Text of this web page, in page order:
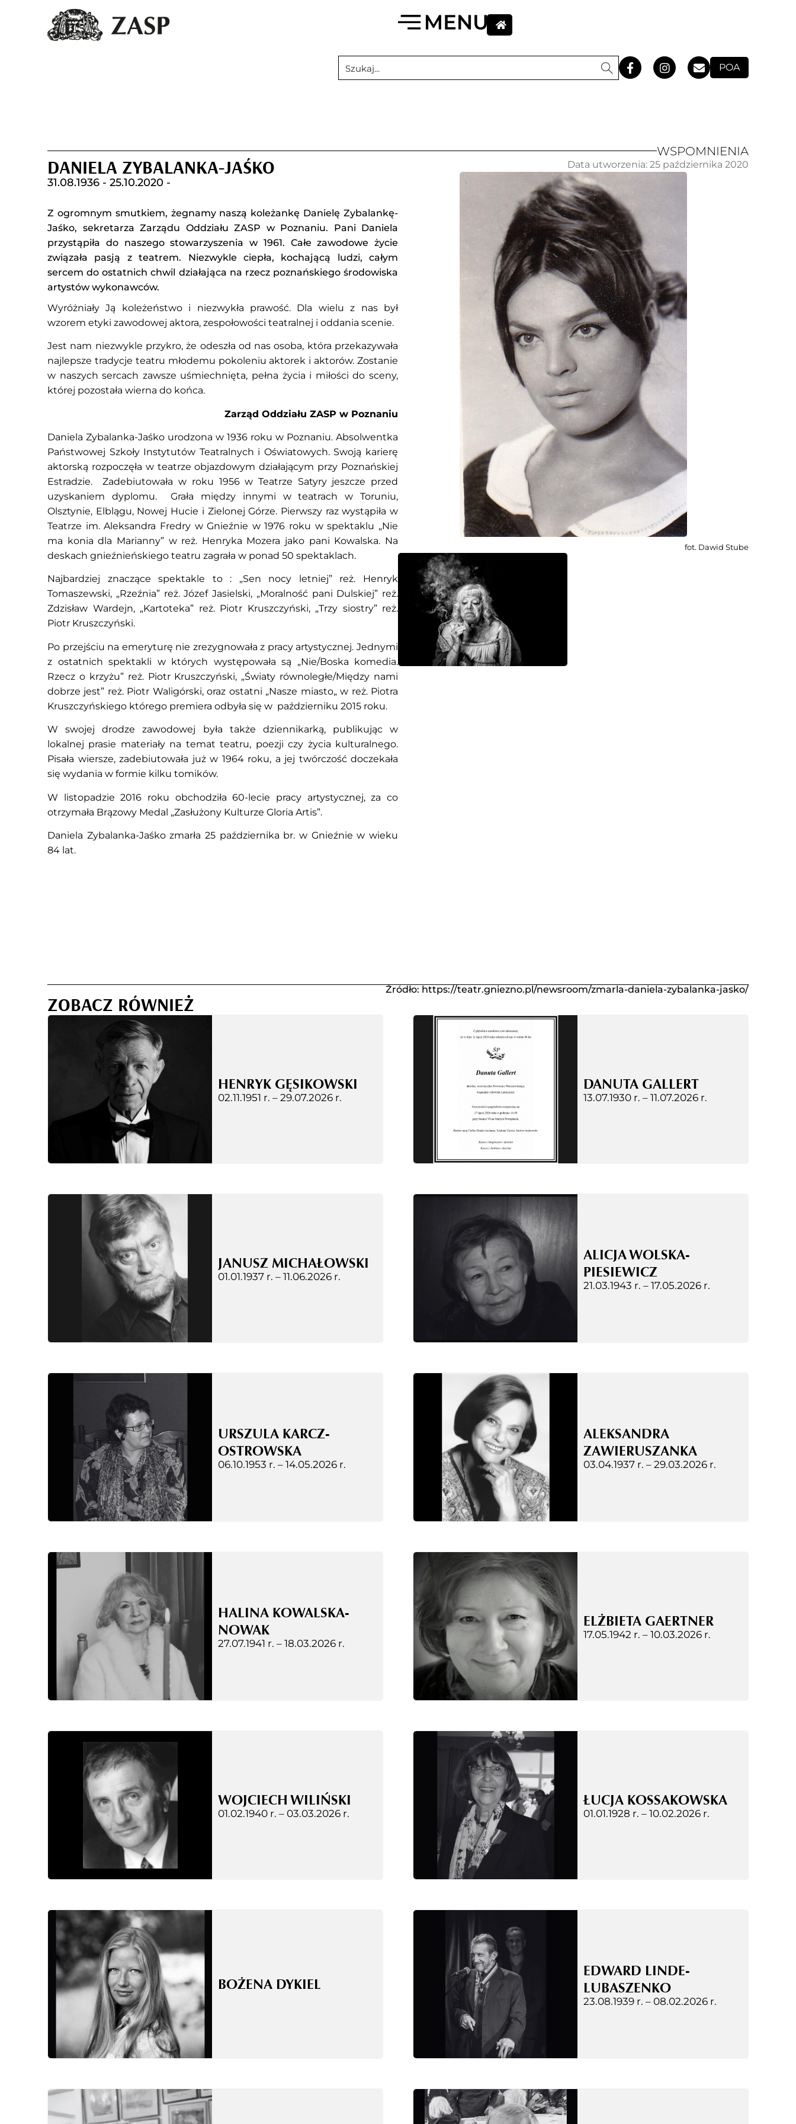
POA
WSPOMNIENIA
DANIELA ZYBALANKA-JAŚKO
31.08.1936 - 25.10.2020 -
Z ogromnym smutkiem, żegnamy naszą koleżankę Danielę Zybalankę-
Jaśko, sekretarza Zarządu Oddziału ZASP w Poznaniu. Pani Daniela
przystąpiła do naszego stowarzyszenia w 1961. Całe zawodowe życie
związała pasją z teatrem. Niezwykle ciepła, kochającą ludzi, całym
sercem do ostatnich chwil działająca na rzecz poznańskiego środowiska
artystów wykonawców.
Wyróżniały Ją koleżeństwo i niezwykła prawość. Dla wielu z nas był
wzorem etyki zawodowej aktora, zespołowości teatralnej i oddania scenie.
Jest nam niezwykle przykro, że odeszła od nas osoba, która przekazywała
najlepsze tradycje teatru młodemu pokoleniu aktorek i aktorów. Zostanie
w naszych sercach zawsze uśmiechnięta, pełna życia i miłości do sceny,
której pozostała wierna do końca.
Zarząd Oddziału ZASP w Poznaniu
Daniela Zybalanka-Jaśko urodzona w 1936 roku w Poznaniu. Absolwentka
Państwowej Szkoły Instytutów Teatralnych i Oświatowych. Swoją karierę
aktorską rozpoczęła w teatrze objazdowym działającym przy Poznańskiej
Estradzie. Zadebiutowała w roku 1956 w Teatrze Satyry jeszcze przed
uzyskaniem dyplomu. Grała między innymi w teatrach w Toruniu,
Olsztynie, Elblągu, Nowej Hucie i Zielonej Górze. Pierwszy raz wystąpiła w
Teatrze im. Aleksandra Fredry w Gnieźnie w 1976 roku w spektaklu „Nie
ma konia dla Marianny” w reż. Henryka Mozera jako pani Kowalska. Na
deskach gnieźnieńskiego teatru zagrała w ponad 50 spektaklach.
Najbardziej znaczące spektakle to : „Sen nocy letniej” reż. Henryk
Tomaszewski, „Rzeźnia” reż. Józef Jasielski, „Moralność pani Dulskiej” reż.
Zdzisław Wardejn, „Kartoteka” reż. Piotr Kruszczyński, „Trzy siostry” reż.
Piotr Kruszczyński.
Po przejściu na emeryturę nie zrezygnowała z pracy artystycznej. Jednymi
z ostatnich spektakli w których występowała są „Nie/Boska komedia.
Rzecz o krzyżu” reż. Piotr Kruszczyński, „Światy równoległe/Między nami
dobrze jest” reż. Piotr Waligórski, oraz ostatni „Nasze miasto„ w reż. Piotra
Kruszczyńskiego którego premiera odbyła się w październiku 2015 roku.
W swojej drodze zawodowej była także dziennikarką, publikując w
lokalnej prasie materiały na temat teatru, poezji czy życia kulturalnego.
Pisała wiersze, zadebiutowała już w 1964 roku, a jej twórczość doczekała
się wydania w formie kilku tomików.
W listopadzie 2016 roku obchodziła 60-lecie pracy artystycznej, za co
otrzymała Brązowy Medal „Zasłużony Kulturze Gloria Artis”.
Daniela Zybalanka-Jaśko zmarła 25 października br. w Gnieźnie w wieku
84 lat.
Data utworzenia: 25 października 2020
fot. Dawid Stube
Źródło: https://teatr.gniezno.pl/newsroom/zmarla-daniela-zybalanka-jasko/
ZOBACZ RÓWNIEŻ
HENRYK GĘSIKOWSKI
02.11.1951 r. –29.07.2026 r.
DANUTA GALLERT
13.07.1930 r. –11.07.2026 r.
JANUSZ MICHAŁOWSKI
01.01.1937 r. –11.06.2026 r.
ALICJA WOLSKA-
PIESIEWICZ
21.03.1943 r. –17.05.2026 r.
URSZULA KARCZ-
OSTROWSKA
06.10.1953 r. –14.05.2026 r.
ALEKSANDRA
ZAWIERUSZANKA
03.04.1937 r. –29.03.2026 r.
HALINA KOWALSKA-
NOWAK
27.07.1941 r. –18.03.2026 r.
ELŻBIETA GAERTNER
17.05.1942 r. –10.03.2026 r.
WOJCIECH WILIŃSKI
01.02.1940 r. – 03.03.2026 r.
ŁUCJA KOSSAKOWSKA
01.01.1928 r. –10.02.2026 r.
BOŻENA DYKIEL
EDWARD LINDE-
LUBASZENKO
23.08.1939 r. – 08.02.2026 r.